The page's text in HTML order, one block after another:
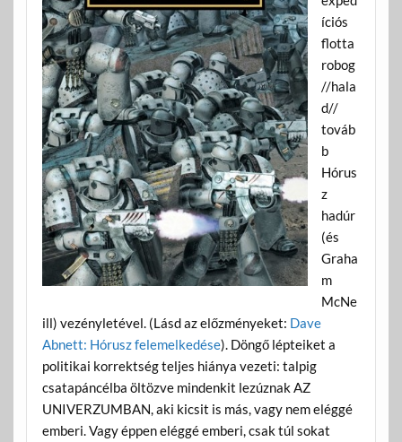
íciós
flotta
robog
//hala
d//
továb
b
Hórus
z
hadúr
(és
Graha
m
McNe
ill) vezényletével. (Lásd az előzményeket: Dave
Abnett: Hórusz felemelkedése). Döngő lépteiket a
politikai korrektség teljes hiánya vezeti: talpig
csatapáncélba öltözve mindenkit lezúznak AZ
UNIVERZUMBAN, aki kicsit is más, vagy nem eléggé
emberi. Vagy éppen eléggé emberi, csak túl sokat